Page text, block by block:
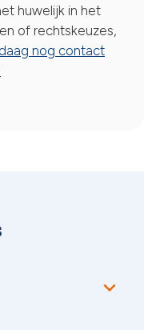
huwelijk in het
of rechtskeuzes,
nog contact